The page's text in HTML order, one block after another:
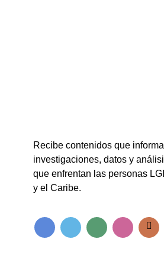
Recibe contenidos que
investigaciones, datos y
que enfrentan las personas
y el Caribe.